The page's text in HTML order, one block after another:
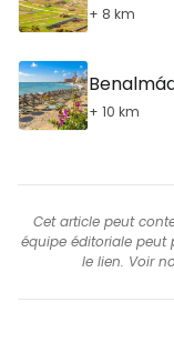
+ 8 km
+ 10 km
Cet article peut
équipe éditoriale peut
le lien. Voir